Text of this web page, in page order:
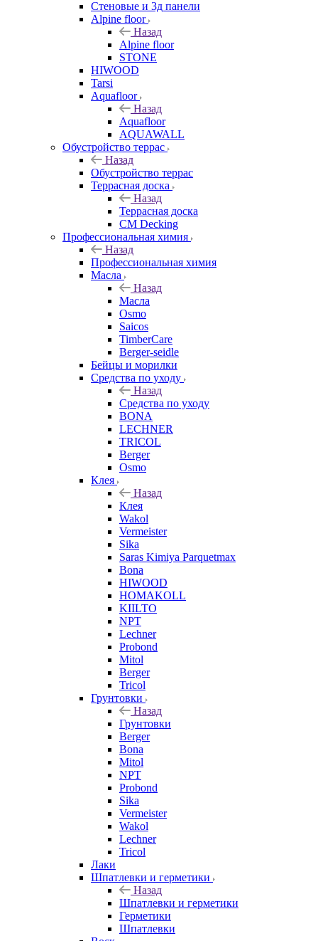
Стеновые и 3д панели
Alpine floor
Назад
Alpine floor
STONE
HIWOOD
Tarsi
Aquafloor
Назад
Aquafloor
AQUAWALL
Обустройство террас
Назад
Обустройство террас
Террасная доска
Назад
Террасная доска
CM Decking
Профессиональная химия
Назад
Профессиональная химия
Масла
Назад
Масла
Osmo
Saicos
TimberCare
Berger-seidle
Бейцы и морилки
Средства по уходу
Назад
Средства по уходу
BONA
LECHNER
TRICOL
Berger
Osmo
Клея
Назад
Клея
Wakol
Vermeister
Sika
Saras Kimiya Parquetmax
Bona
HIWOOD
HOMAKOLL
KIILTO
NPT
Lechner
Probond
Mitol
Berger
Tricol
Грунтовки
Назад
Грунтовки
Berger
Bona
Mitol
NPT
Probond
Sika
Vermeister
Wakol
Lechner
Tricol
Лаки
Шпатлевки и герметики
Назад
Шпатлевки и герметики
Герметики
Шпатлевки